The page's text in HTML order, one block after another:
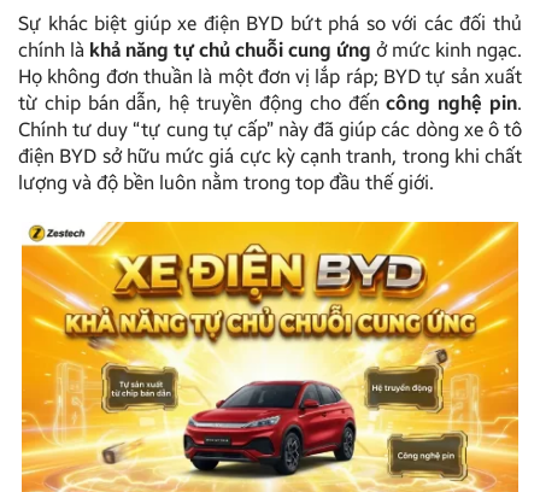
Sự khác biệt giúp xe điện BYD bứt phá so với các đối thủ
chính là khả năng tự chủ chuỗi cung ứng ở mức kinh ngạc.
Họ không đơn thuần là một đơn vị lắp ráp; BYD tự sản xuất
từ chip bán dẫn, hệ truyền động cho đếncông nghệ pin.
Chính tư duy “tự cung tự cấp” này đã giúp các dòng xe ô tô
điện BYD sở hữu mức giá cực kỳ cạnh tranh, trong khi chất
lượng và độ bền luôn nằm trong top đầu thế giới.